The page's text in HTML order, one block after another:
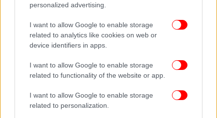
personalized advertising.
I want to allow Google to enable storage
related to analytics like cookies on web or
device identifiers in apps.
I want to allow Google to enable storage
related to functionality of the website or app.
I want to allow Google to enable storage
related to personalization.
Στον ίδιο τόνο, ο πρόεδρος της ΠΟΕΣΕ
υπογραμμίζει πως «δεν πρέπει να μετακυλήσουμε
νοικοκυριά καθώς έχουν χάσει πολλοί τα
εισοδήματά τους. Όμως, δεν μπορούμε να
αυξήσεων. Από κει και πέρα έχουμε ανοιχτές
πληγές από τα μνημόνια, την πανδημία, τους οκτώ